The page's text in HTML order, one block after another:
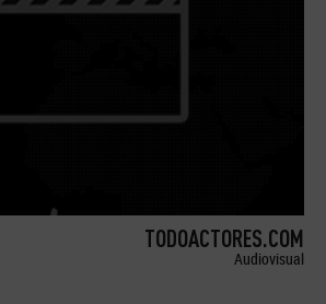
TODOACTORES.COM
Audiovisual